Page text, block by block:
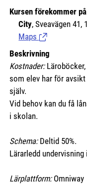
Kursen förekommer
City, Sveavägen 41,
Maps (Länk till
Beskrivning
Kostnader:Läroböcker,
som elev har för
själv.
Vid behov kan du få
i skolan.
Schema:Deltid 50%.
Lärarledd
Lärplattform:Omniway